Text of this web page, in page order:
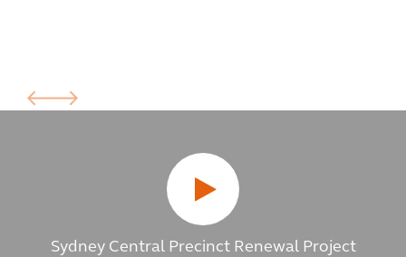
Sydney Central Precinct Renewal Project